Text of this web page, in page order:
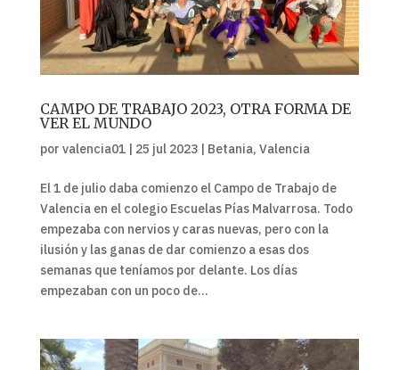
CAMPO DE TRABAJO 2023, OTRA FORMA DE
VER EL MUNDO
por valencia01| 25 jul 2023| Betania, Valencia
El 1 de julio daba comienzo el Campo de Trabajo de
Valencia en el colegio Escuelas Pías Malvarrosa. Todo
empezaba con nervios y caras nuevas, pero con la
ilusión y las ganas de dar comienzo a esas dos
semanas que teníamos por delante. Los días
empezaban con un poco de...